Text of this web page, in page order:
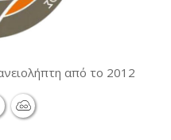
από το 2012